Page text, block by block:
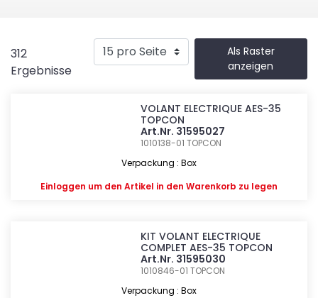
312
Ergebnisse
Als Raster
anzeigen
VOLANT ELECTRIQUE AES-35
TOPCON
Art.Nr. 31595027
1010138-01TOPCON
Verpackung : Box
Einloggen um den Artikel in den Warenkorb zu legen
KIT VOLANT ELECTRIQUE
COMPLET AES-35 TOPCON
Art.Nr. 31595030
1010846-01TOPCON
Verpackung : Box